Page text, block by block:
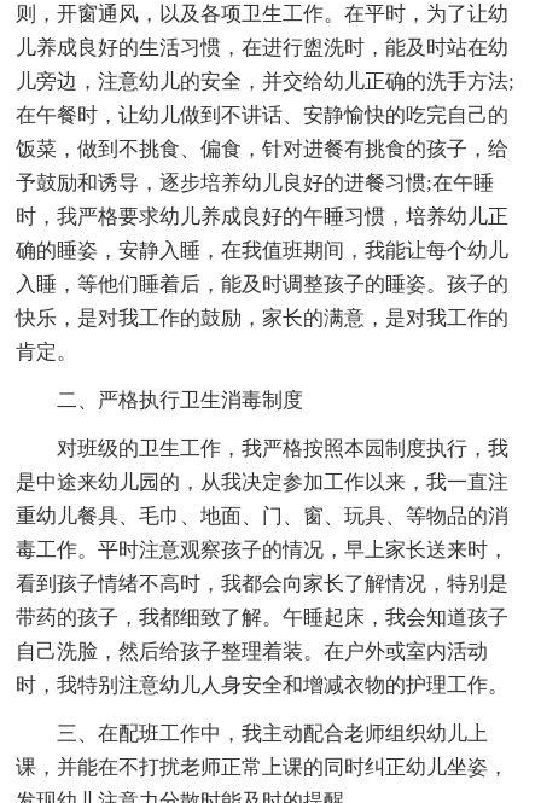
则，开窗通风，以及各项卫生工作。在平时，为了让幼
儿养成良好的生活习惯，在进行盥洗时，能及时站在幼
儿旁边，注意幼儿的安全，并交给幼儿正确的洗手方法;
在午餐时，让幼儿做到不讲话、安静愉快的吃完自己的
饭菜，做到不挑食、偏食，针对进餐有挑食的孩子，给
予鼓励和诱导，逐步培养幼儿良好的进餐习惯;在午睡
时，我严格要求幼儿养成良好的午睡习惯，培养幼儿正
确的睡姿，安静入睡，在我值班期间，我能让每个幼儿
入睡，等他们睡着后，能及时调整孩子的睡姿。孩子的
快乐，是对我工作的鼓励，家长的满意，是对我工作的
肯定。
二、严格执行卫生消毒制度
对班级的卫生工作，我严格按照本园制度执行，我
是中途来幼儿园的，从我决定参加工作以来，我一直注
重幼儿餐具、毛巾、地面、门、窗、玩具、等物品的消
毒工作。平时注意观察孩子的情况，早上家长送来时，
看到孩子情绪不高时，我都会向家长了解情况，特别是
带药的孩子，我都细致了解。午睡起床，我会知道孩子
自己洗脸，然后给孩子整理着装。在户外或室内活动
时，我特别注意幼儿人身安全和增减衣物的护理工作。
三、在配班工作中，我主动配合老师组织幼儿上
课，并能在不打扰老师正常上课的同时纠正幼儿坐姿，